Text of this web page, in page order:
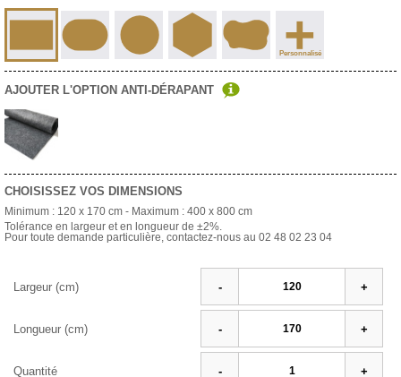
+
Personnalisé
AJOUTER L'OPTION ANTI-DÉRAPANT
CHOISISSEZ VOS DIMENSIONS
Minimum : 120 x 170 cm - Maximum : 400 x 800 cm
Tolérance en largeur et en longueur de ±2%.
Pour toute demande particulière, contactez-nous au 02 48 02 23 04
Largeur (cm) - +
Longueur (cm) - +
Quantité - +